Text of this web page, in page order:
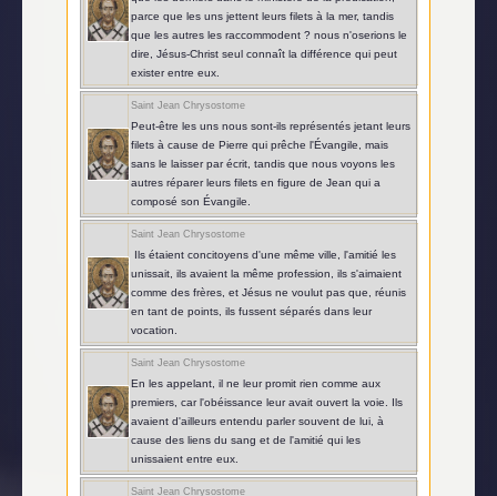
parce que les uns jettent leurs filets à la mer, tandis
que les autres les raccommodent ? nous n'oserions le
dire, Jésus-Christ seul connaît la différence qui peut
exister entre eux.
Saint Jean Chrysostome
Peut-être les uns nous sont-ils représentés jetant leurs
filets à cause de Pierre qui prêche l'Évangile, mais
sans le laisser par écrit, tandis que nous voyons les
autres réparer leurs filets en figure de Jean qui a
composé son Évangile.
Saint Jean Chrysostome
Ils étaient concitoyens d'une même ville, l'amitié les
unissait, ils avaient la même profession, ils s'aimaient
comme des frères, et Jésus ne voulut pas que, réunis
en tant de points, ils fussent séparés dans leur
vocation.
Saint Jean Chrysostome
En les appelant, il ne leur promit rien comme aux
premiers, car l'obéissance leur avait ouvert la voie. Ils
avaient d'ailleurs entendu parler souvent de lui, à
cause des liens du sang et de l'amitié qui les
unissaient entre eux.
Saint Jean Chrysostome